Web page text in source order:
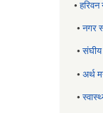
•हरिवन
•नगर
•संघीय
• अर्थ
•